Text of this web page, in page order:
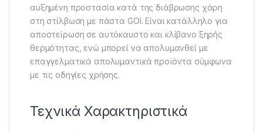
αυξημένη προστασία κατά της διάβρωσης χάρη
στη στίλβωση με πάστα GOI. Είναι κατάλληλο για
αποστείρωση σε αυτόκαυστο και κλίβανο ξηρής
θερμότητας, ενώ μπορεί να απολυμανθεί με
επαγγελματικά απολυμαντικά προϊόντα σύμφωνα
με τις οδηγίες χρήσης.
Τεχνικά Χαρακτηριστικά